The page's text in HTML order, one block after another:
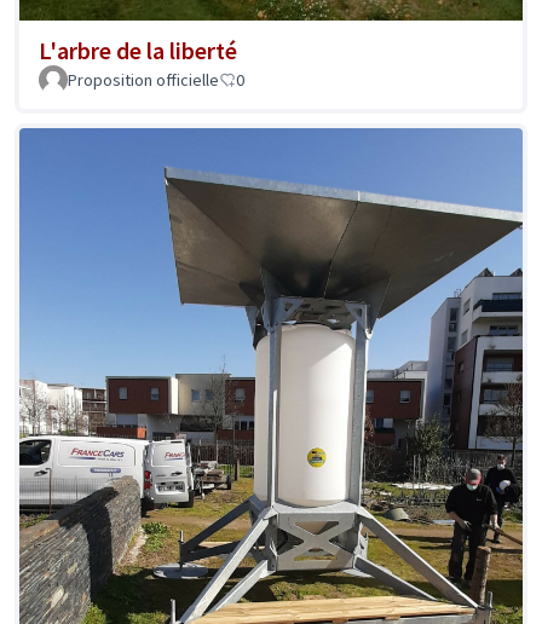
L'arbre de la liberté
Proposition officielle 0